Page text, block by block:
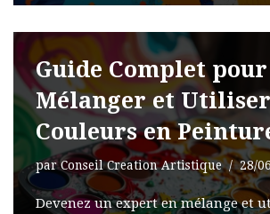
Guide Complet pour
Mélanger et
Couleurs en
parConseil Creation Artistique 28/
Devenez un expert en mélange et